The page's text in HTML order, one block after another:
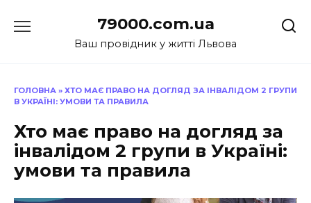
до
79000.com.ua
Ваш провідник у житті Львова
ГОЛОВНА » ХТО МАЄ ПРАВО НА ДОГЛЯД ЗА ІНВАЛІДОМ 2 ГРУПИ
В УКРАЇНІ: УМОВИ ТА ПРАВИЛА
Хто має право на догляд за
інвалідом 2 групи в Україні:
умови та правила